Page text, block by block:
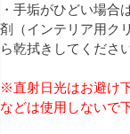
・手垢がひどい場合
剤（インテリア用ク
ら乾拭きしてください
※直射日光はお避け
などは使用しないで